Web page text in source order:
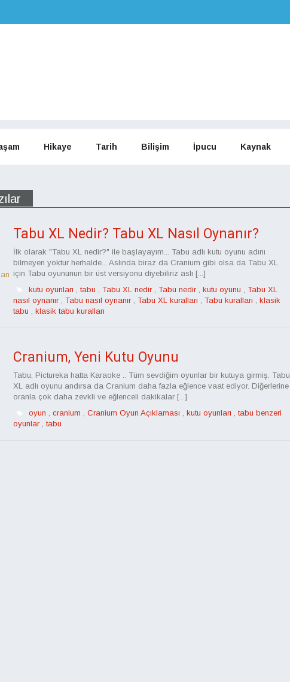
Hikaye Tarih Bilişim İpucu Kaynak
Tabu XL Nedir? Tabu XL Nasıl Oynanır?
İlk olarak "Tabu XL nedir?" ile başlayayım... Tabu adlı kutu oyunu adını
bilmeyen yoktur herhalde... Aslında biraz da Cranium gibi olsa da Tabu XL
için Tabu oyununun bir üst versiyonu diyebiliriz aslı [...]
kutu oyunları , tabu , Tabu XL nedir, Tabu nedir, kutu oyunu , Tabu XL
nasıl oynanır ,Tabu nasıl oynanır ,Tabu XL kuralları ,Tabu kuralları ,klasik
tabu ,klasik tabu kuralları
Cranium, Yeni Kutu Oyunu
Tabu, Pictureka hatta Karaoke .. Tüm sevdiğim oyunlar bir kutuya girmiş. Tabu
XL adlı oyunu andırsa da Cranium daha fazla eğlence vaat ediyor. Diğerlerine
oranla çok daha zevkli ve eğlenceli dakikalar [...]
oyun , cranium , Cranium Oyun Açıklaması , kutu oyunları , tabu benzeri
oyunlar ,tabu